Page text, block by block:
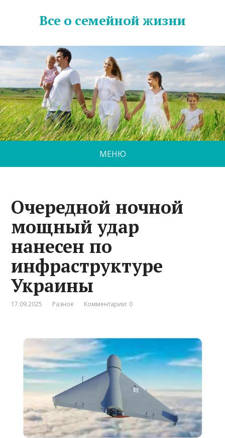
Все о семейной жизни
МЕНЮ
Очередной ночной
мощный удар
нанесен по
инфраструктуре
Украины
17.09.2025 Разное Комментарии: 0